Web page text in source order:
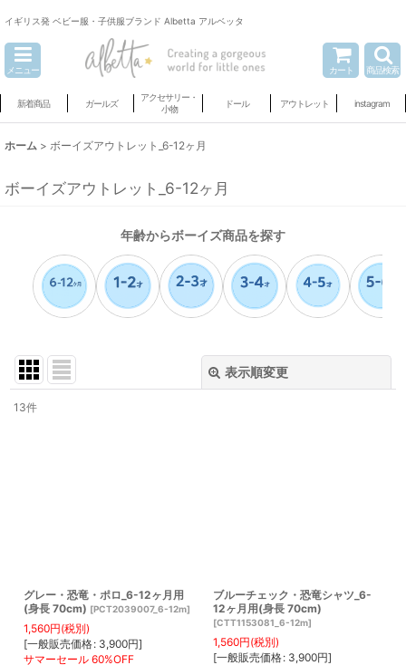
イギリス発 ベビー服・子供服ブランド Albetta アルベッタ
メニュー カート 商品検索
新着商品 ガールズ
アクセサリー・
小物
ドール アウトレット instagram
ホーム > ボーイズアウトレット_6-12ヶ月
ボーイズアウトレット_6-12ヶ月
年齢からボーイズ商品を探す
表示順変更
13件
グレー・恐竜・ポロ_6-12ヶ月用
(身長 70cm) [PCT2039007_6-12m]
1,560円(税別)
[一般販売価格: 3,900円]
ブルーチェック・恐竜シャツ_6-
12ヶ月用(身長 70cm)
[CTT1153081_6-12m]
1,560円(税別)
[一般販売価格: 3,900円]